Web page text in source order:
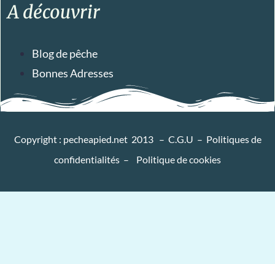
A découvrir
Blog de pêche
Bonnes Adresses
Copyright : pecheapied.net 2013 – C.G.U – Politiques de
confidentialités – Politique de cookies